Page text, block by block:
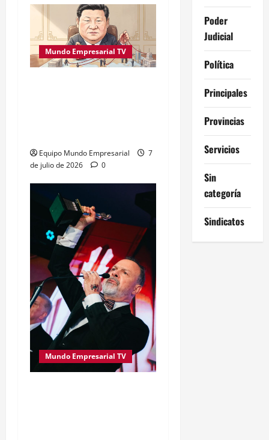
Mundo Empresarial TV
Equipo Mundo Empresarial
7
de julio de 2026
0
Mundo Empresarial TV
Poder
Judicial
Política
Principales
Provincias
Servicios
Sin
categoría
Sindicatos